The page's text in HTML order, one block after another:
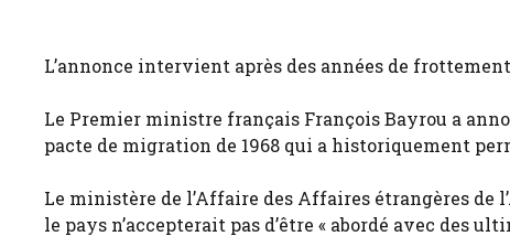
L’annonce intervient après des années de
Le Premier ministre français François Bayrou a
pacte de migration de 1968 qui a historiquement
Le ministère de l’Affaire des Affaires étrangères de
le pays n’accepterait pas d’être « abordé avec des